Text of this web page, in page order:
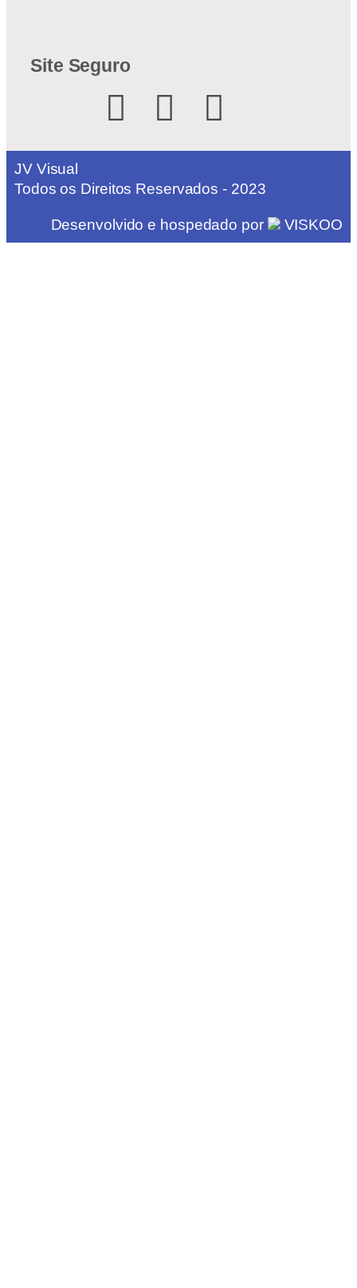
Site Seguro
JV Visual
Todos os Direitos Reservados - 2023
Desenvolvido e hospedado por VISKOO